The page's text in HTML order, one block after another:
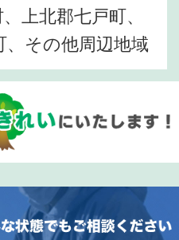
上北郡七戸町、
その他周辺地域